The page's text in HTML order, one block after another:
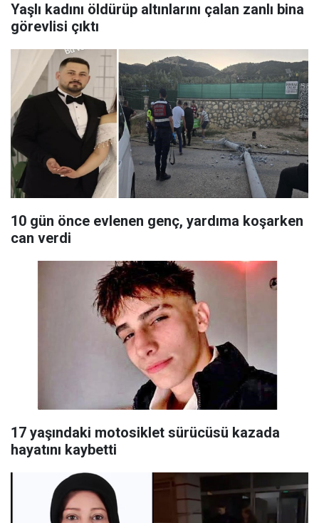
Yaşlı kadını öldürüp altınlarını çalan zanlı bina
görevlisi çıktı
10 gün önce evlenen genç, yardıma koşarken
can verdi
17 yaşındaki motosiklet sürücüsü kazada
hayatını kaybetti